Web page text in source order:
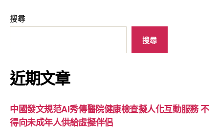
搜尋
搜尋
近期文章
中國發文規范AI秀傳醫院健康檢查擬人化互動服務 不
得向未成年人供給虛擬伴侶